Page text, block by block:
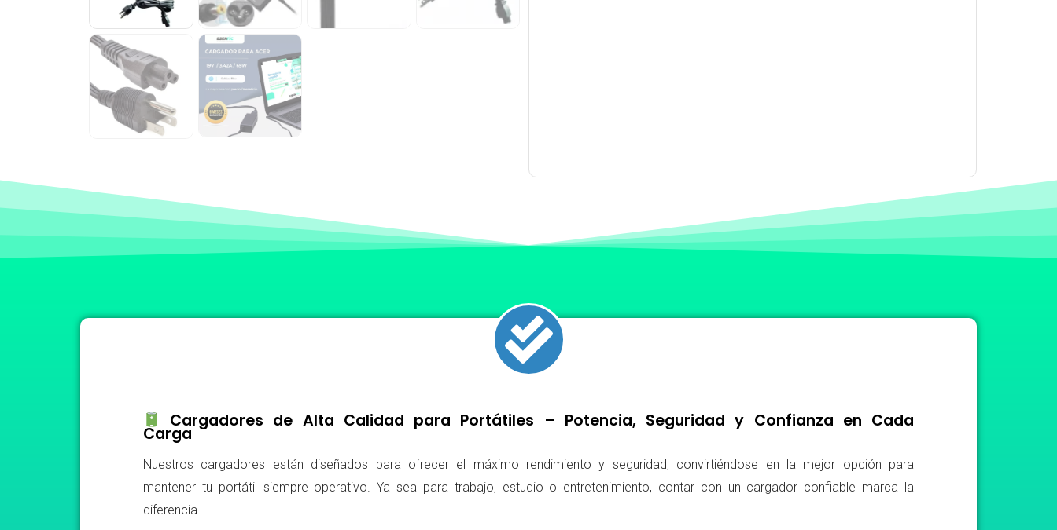
Cargadores de Alta Calidad para Portátiles – Potencia, Seguridad y Confianza en Cada
Carga
Nuestros cargadores están diseñados para ofrecer el máximo rendimiento y seguridad, convirtiéndose en la mejor opción para
mantener tu portátil siempre operativo. Ya sea para trabajo, estudio o entretenimiento, contar con un cargador confiable marca la
diferencia.